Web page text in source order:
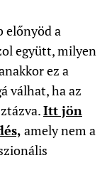
előnyöd a
együtt, milyen
ez a
válhat, ha az
Itt jön
amely nem a